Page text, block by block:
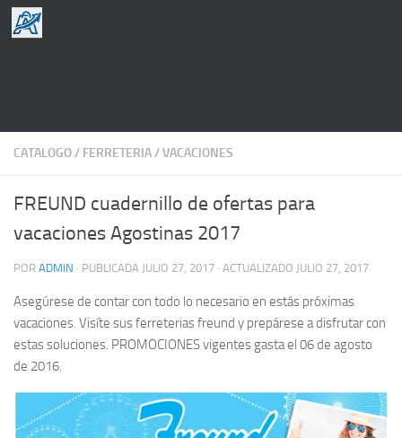
Saltar al contenido
CATALOGO/ FERRETERIA/VACACIONES
FREUND cuadernillo de ofertas para
vacaciones Agostinas 2017
POR ADMIN · PUBLICADA JULIO 27, 2017 · ACTUALIZADO JULIO 27, 2017
Asegúrese de contar con todo lo necesario en estás próximas
vacaciones. Visíte sus ferreterias freund y prepárese a disfrutar con
estas soluciones. PROMOCIONES vigentes gasta el 06 de agosto
de 2016.